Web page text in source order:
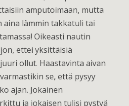
amputoimaan, mutta
lämmin takkatuli tai
Oikeasti nautin
ettei yksittäisiä
ollut. Haastavinta aivan
se, että pysyy
ajan. Jokainen
ja jokaisen tulisi pystyä